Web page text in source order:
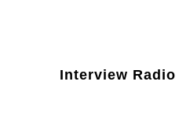
Interview